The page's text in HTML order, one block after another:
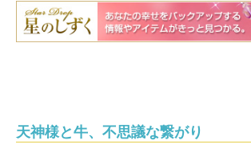
天神様と牛、不思議な繋がり